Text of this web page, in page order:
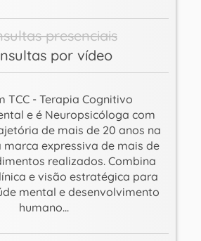
presenciais
por vídeo
TCC - Terapia Cognitivo
e é Neuropsicóloga com
de mais de 20 anos na
marca expressiva de mais de
realizados. Combina
e visão estratégica para
mental e desenvolvimento
humano...